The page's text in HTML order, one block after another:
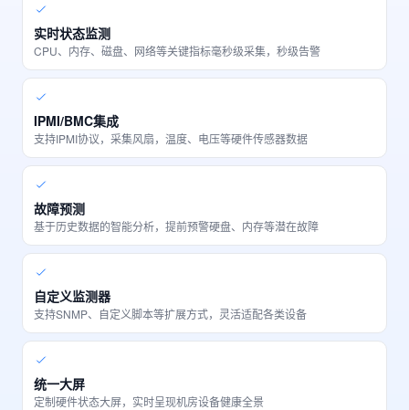
实时状态监测
CPU、内存、磁盘、网络等关键指标毫秒级采集，秒级告警
IPMI/BMC集成
支持IPMI协议，采集风扇，温度、电压等硬件传感器数据
故障预测
基于历史数据的智能分析，提前预警硬盘、内存等潜在故障
自定义监测器
支持SNMP、自定义脚本等扩展方式，灵活适配各类设备
统一大屏
定制硬件状态大屏，实时呈现机房设备健康全景